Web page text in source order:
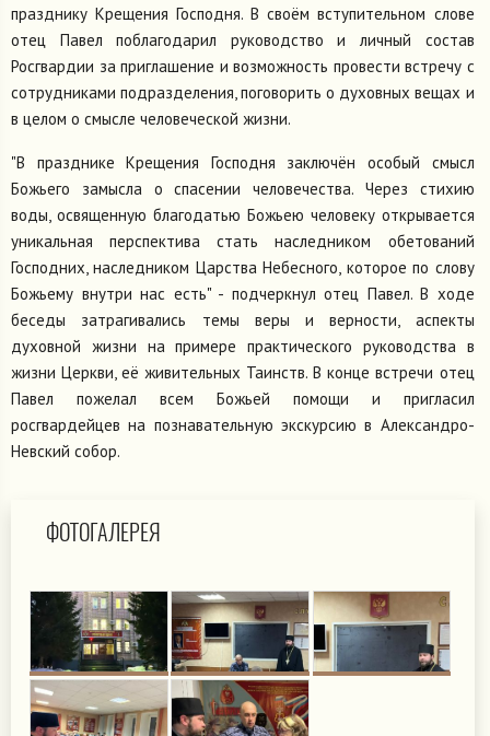
празднику Крещения Господня. В своём вступительном слове
отец Павел поблагодарил руководство и личный состав
Росгвардии за приглашение и возможность провести встречу с
сотрудниками подразделения, поговорить о духовных вещах и
в целом о смысле человеческой жизни.
"В празднике Крещения Господня заключён особый смысл
Божьего замысла о спасении человечества. Через стихию
воды, освященную благодатью Божьею человеку открывается
уникальная перспектива стать наследником обетований
Господних, наследником Царства Небесного, которое по слову
Божьему внутри нас есть" - подчеркнул отец Павел. В ходе
беседы затрагивались темы веры и верности, аспекты
духовной жизни на примере практического руководства в
жизни Церкви, её живительных Таинств. В конце встречи отец
Павел пожелал всем Божьей помощи и пригласил
росгвардейцев на познавательную экскурсию в Александро-
Невский собор.
ФОТОГАЛЕРЕЯ